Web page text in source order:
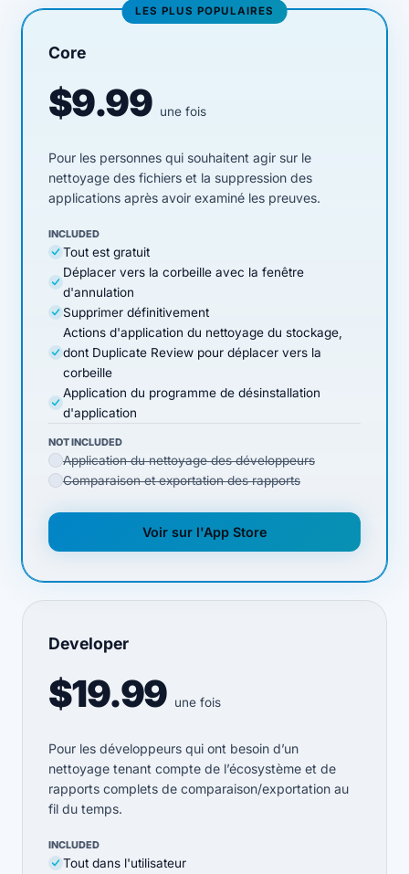
LES PLUS POPULAIRES
Core
$9.99 une fois
Pour les personnes qui souhaitent agir sur le
nettoyage des fichiers et la suppression des
applications après avoir examiné les preuves.
INCLUDED
Tout est gratuit
Déplacer vers la corbeille avec la fenêtre
d'annulation
Supprimer définitivement
Actions d'application du nettoyage du stockage,
dont Duplicate Review pour déplacer vers la
corbeille
Application du programme de désinstallation
d'application
NOT INCLUDED
Application du nettoyage des développeurs
Comparaison et exportation des rapports
Voir sur l'App Store
(opens in new tab)
Developer
$19.99 une fois
Pour les développeurs qui ont besoin d’un
nettoyage tenant compte de l’écosystème et de
rapports complets de comparaison/exportation au
fil du temps.
INCLUDED
Tout dans l'utilisateur